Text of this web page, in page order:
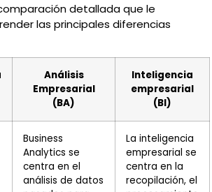
detallada que le
las principales diferencias
Análisis
Empresarial
(BA)
Inteligencia
empresarial
(BI)
Business
Analytics se
centra en el
análisis de datos
La inteligencia
empresarial se
centra en la
recopilación, el